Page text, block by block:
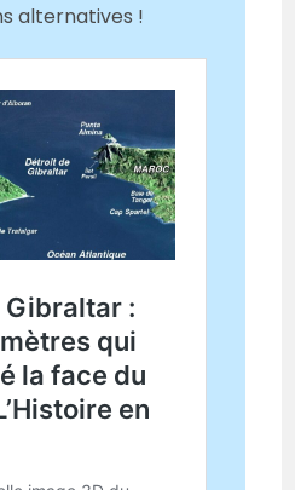
alternatives !